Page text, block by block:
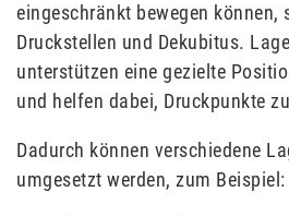
eingeschränkt bewegen
Druckstellen und Dekubitus.
unterstützen eine gezielte
und helfen dabei, Druckpunkte
Dadurch können verschiedene
umgesetzt werden, zum Beispiel: